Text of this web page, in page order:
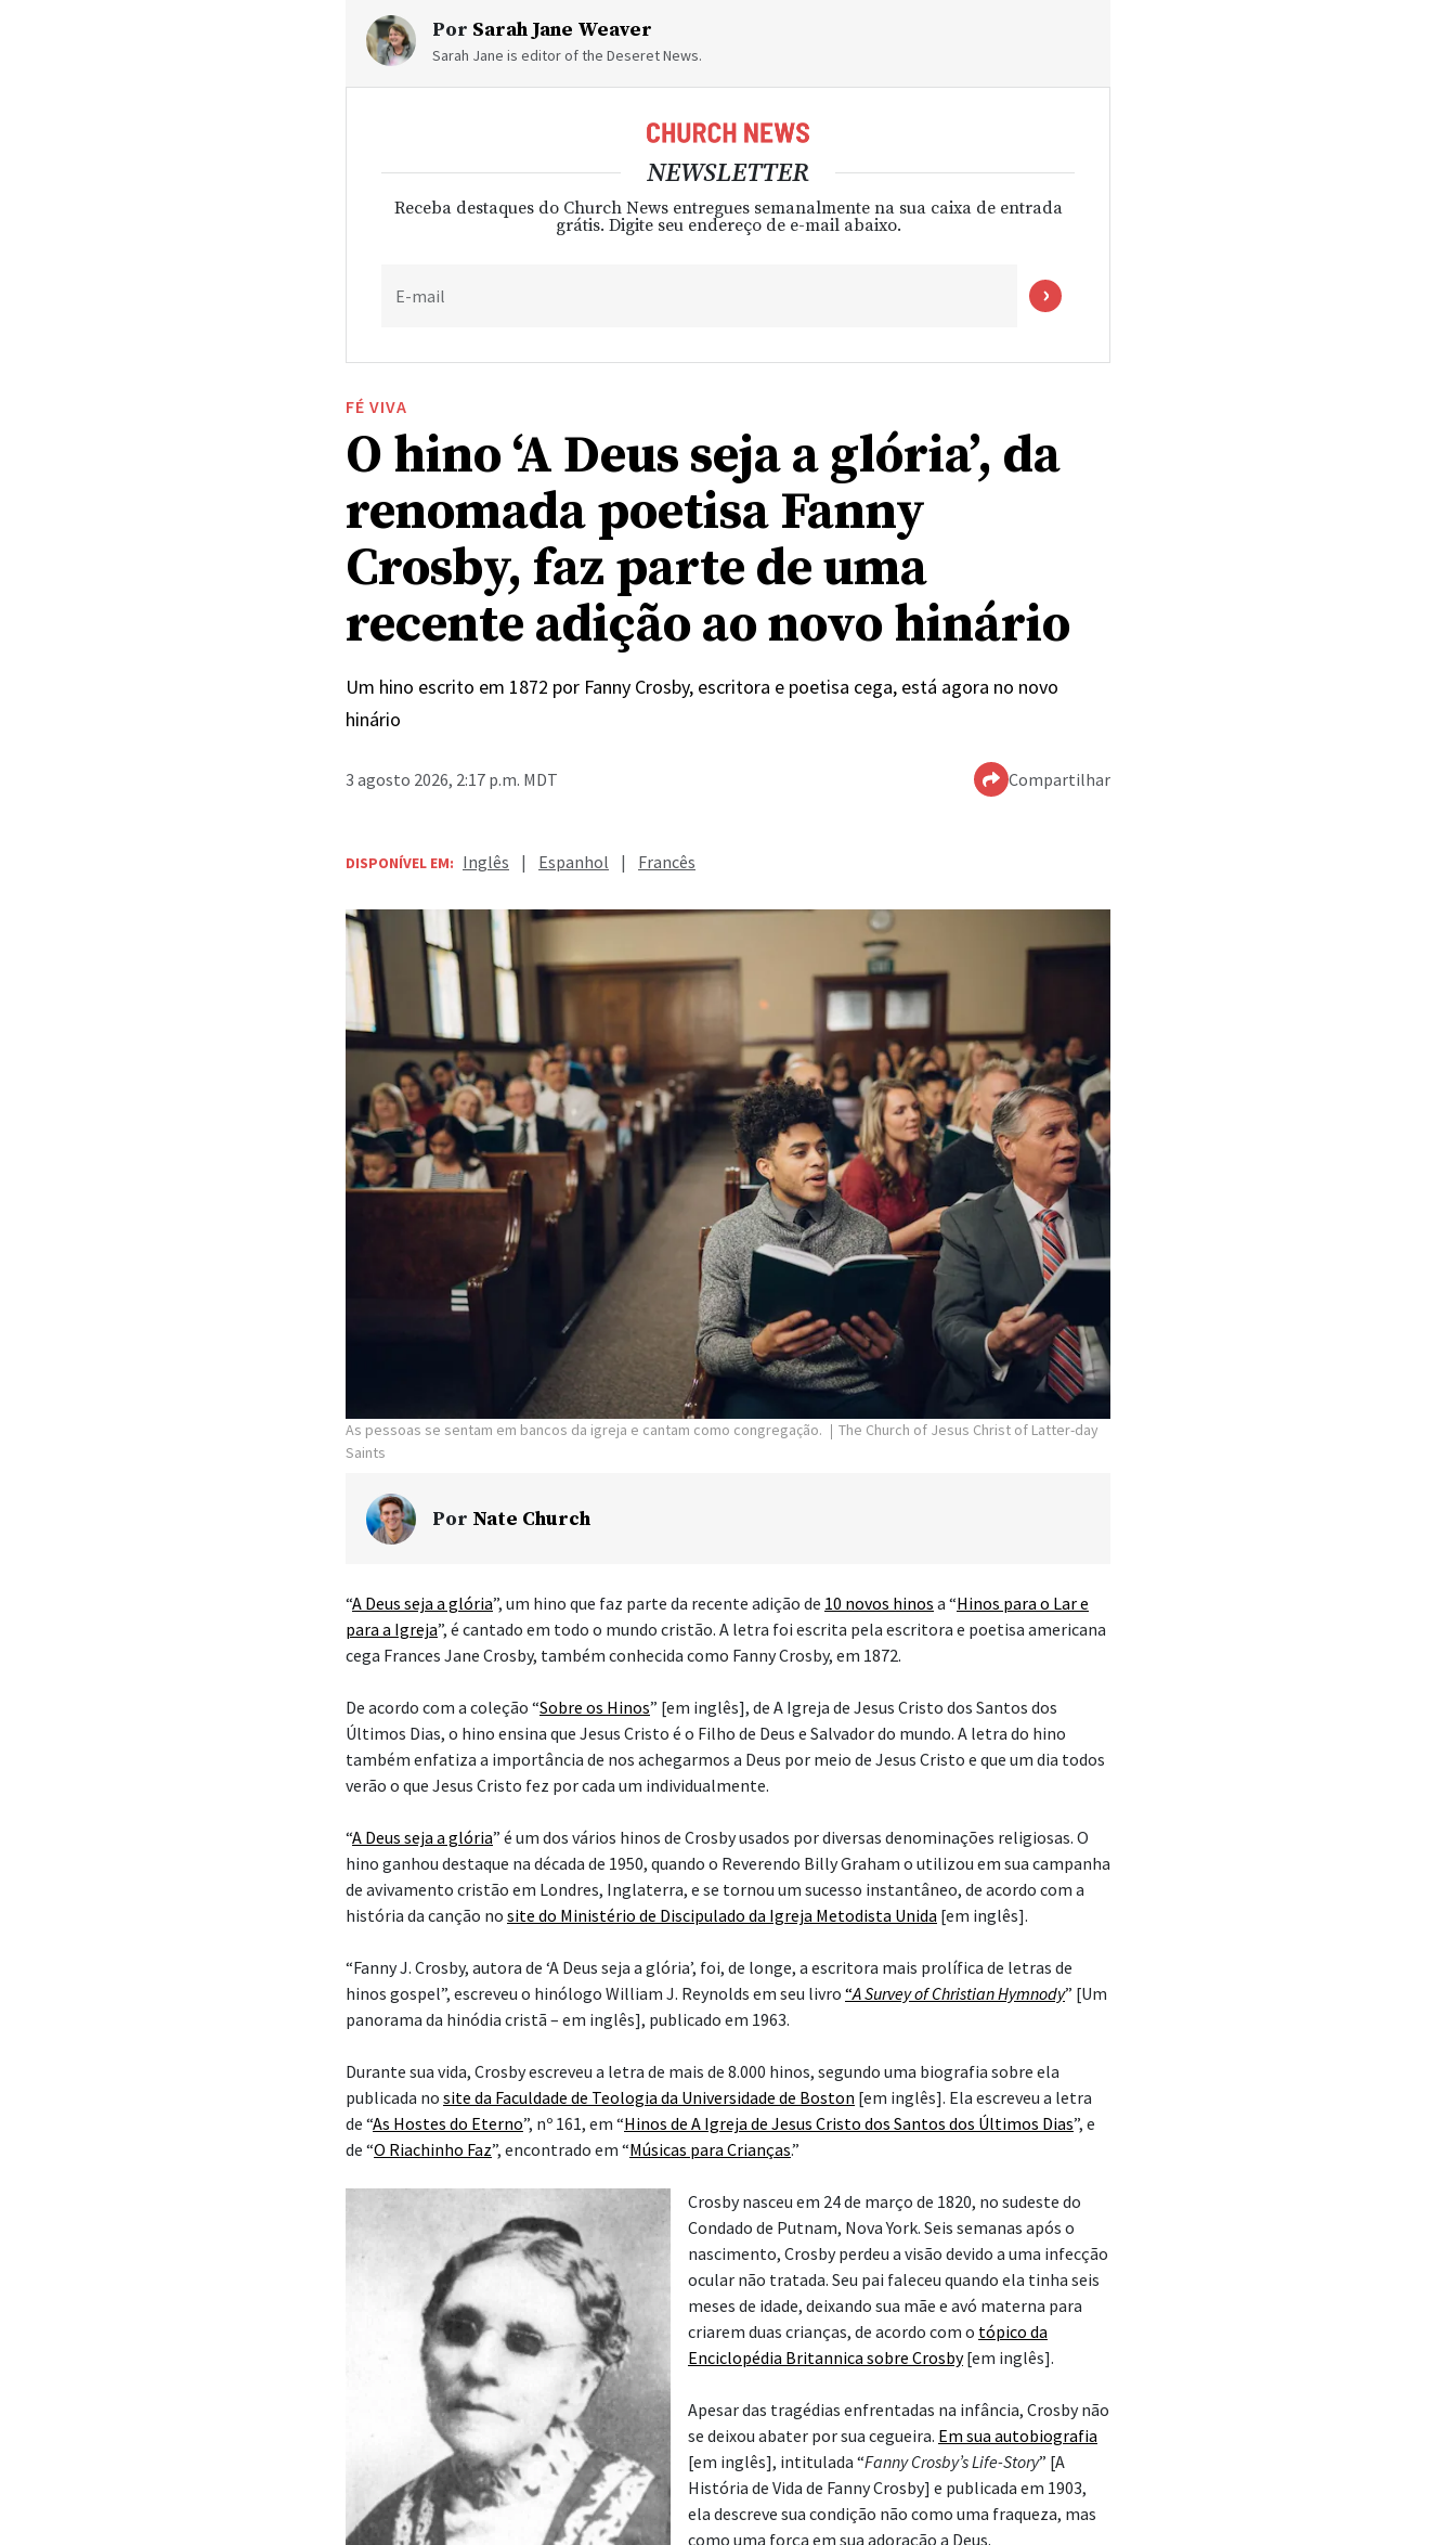
Por Sarah Jane Weaver
Sarah Jane is editor of the Deseret News.
NEWSLETTER
Receba destaques do Church News entregues semanalmente na sua caixa de entrada
grátis. Digite seu endereço de e-mail abaixo.
E-mail
FÉ VIVA
O hino ‘A Deus seja a glória’, da
renomada poetisa Fanny
Crosby, faz parte de uma
recente adição ao novo hinário
Um hino escrito em 1872 por Fanny Crosby, escritora e poetisa cega, está agora no novo
hinário
3 agosto 2026, 2:17 p.m. MDT Compartilhar
DISPONÍVEL EM: Inglês | Espanhol | Francês
As pessoas se sentam em bancos da igreja e cantam como congregação.
The Church of Jesus Christ of Latter-day
Saints
Por Nate Church
“A Deus seja a glória”, um hino que faz parte da recente adição de 10 novos hinos a “Hinos para o Lar e
para a Igreja”, é cantado em todo o mundo cristão. A letra foi escrita pela escritora e poetisa americana
cega Frances Jane Crosby, também conhecida como Fanny Crosby, em 1872.
De acordo com a coleção “Sobre os Hinos” [em inglês], de A Igreja de Jesus Cristo dos Santos dos
Últimos Dias, o hino ensina que Jesus Cristo é o Filho de Deus e Salvador do mundo. A letra do hino
também enfatiza a importância de nos achegarmos a Deus por meio de Jesus Cristo e que um dia todos
verão o que Jesus Cristo fez por cada um individualmente.
“A Deus seja a glória” é um dos vários hinos de Crosby usados por diversas denominações religiosas. O
hino ganhou destaque na década de 1950, quando o Reverendo Billy Graham o utilizou em sua campanha
de avivamento cristão em Londres, Inglaterra, e se tornou um sucesso instantâneo, de acordo com a
história da canção no site do Ministério de Discipulado da Igreja Metodista Unida [em inglês].
“Fanny J. Crosby, autora de ‘A Deus seja a glória’, foi, de longe, a escritora mais prolífica de letras de
hinos gospel”, escreveu o hinólogo William J. Reynolds em seu livro “A Survey of Christian Hymnody” [Um
panorama da hinódia cristã – em inglês], publicado em 1963.
Durante sua vida, Crosby escreveu a letra de mais de 8.000 hinos, segundo uma biografia sobre ela
publicada no site da Faculdade de Teologia da Universidade de Boston [em inglês]. Ela escreveu a letra
de “As Hostes do Eterno”, nº 161, em “Hinos de A Igreja de Jesus Cristo dos Santos dos Últimos Dias”, e
de “O Riachinho Faz”, encontrado em “Músicas para Crianças.”
Crosby nasceu em 24 de março de 1820, no sudeste do
Condado de Putnam, Nova York. Seis semanas após o
nascimento, Crosby perdeu a visão devido a uma infecção
ocular não tratada. Seu pai faleceu quando ela tinha seis
meses de idade, deixando sua mãe e avó materna para
criarem duas crianças, de acordo com o tópico da
Enciclopédia Britannica sobre Crosby[em inglês].
Apesar das tragédias enfrentadas na infância, Crosby não
se deixou abater por sua cegueira. Em sua autobiografia
[em inglês], intitulada “Fanny Crosby’s Life-Story” [A
História de Vida de Fanny Crosby] e publicada em 1903,
ela descreve sua condição não como uma fraqueza, mas
como uma força em sua adoração a Deus.